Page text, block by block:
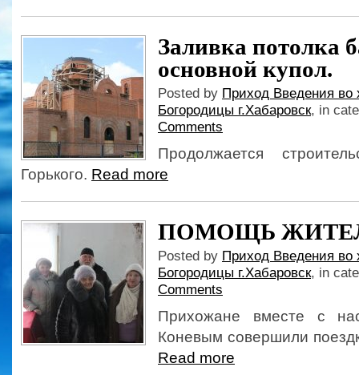
Заливка потолка
основной купол.
Posted by Приход Введения во
Богородицы г.Хабаровск, in
Comments
Продолжается
Горького. Read more
ПОМОЩЬ
Posted by Приход Введения во
Богородицы г.Хабаровск, in
Comments
Прихожане вместе с
Коневым совершили
Read more